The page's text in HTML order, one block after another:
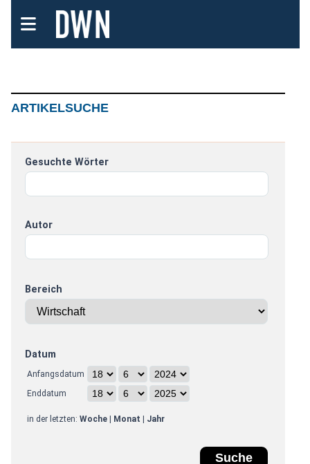
ARTIKELSUCHE
Gesuchte Wörter
Autor
Bereich
Datum
Anfangsdatum
Enddatum
in der letzten: Woche| Monat Jahr